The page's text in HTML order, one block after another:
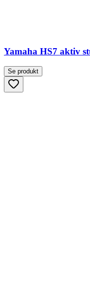
Yamaha HS7 aktiv
Se produkt